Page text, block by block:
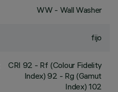
WW - Wall Washer
fijo
CRI 92 - Rf (Colour Fidelity
Index) 92 - Rg (Gamut
Index) 102